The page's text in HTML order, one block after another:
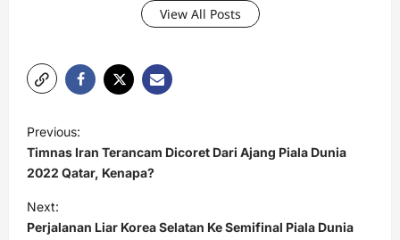
View All Posts
P
o
s
t
n
Previous:
Timnas Iran Terancam Dicoret Dari Ajang Piala Dunia
2022 Qatar, Kenapa?
Next:
Perjalanan Liar Korea Selatan Ke Semifinal Piala Dunia